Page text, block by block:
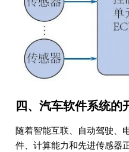
四、汽车软件系统的
随着智能互联、自动驾驶、
件、计算能力和先进传感器